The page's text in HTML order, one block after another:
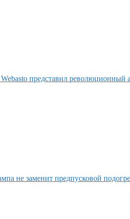
представил революционный
не заменит предпусковой